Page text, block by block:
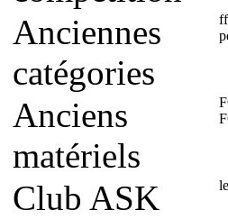
Anciennes
catégories
Anciens
matériels
Club ASK